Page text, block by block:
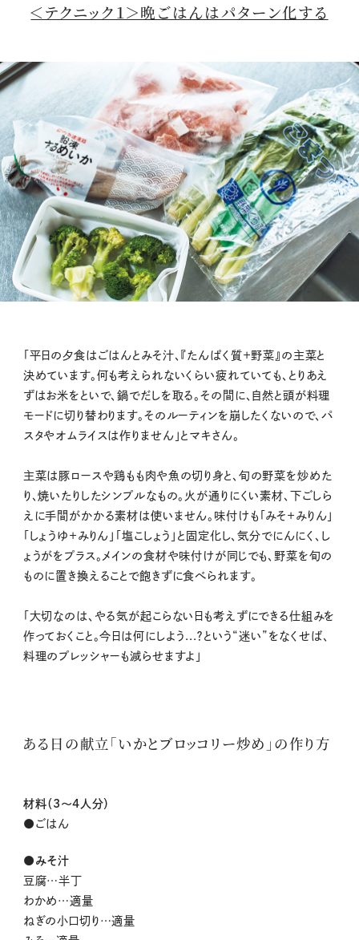
＜テクニック１＞晩ごはんはパターン化する
「平日の夕食はごはんとみそ汁、『たんぱく質＋野菜』の主菜と
決めています。何も考えられないくらい疲れていても、とりあえ
ずはお米をといで、鍋でだしを取る。その間に、自然と頭が料理
モードに切り替わります。そのルーティンを崩したくないので、パ
スタやオムライスは作りません」とマキさん。
主菜は豚ロースや鶏もも肉や魚の切り身と、旬の野菜を炒めた
り、焼いたりしたシンプルなもの。火が通りにくい素材、下ごしら
えに手間がかかる素材は使いません。味付けも「みそ＋みりん」
「しょうゆ＋みりん」「塩こしょう」と固定化し、気分でにんにく、し
ょうがをプラス。メインの食材や味付けが同じでも、野菜を旬の
ものに置き換えることで飽きずに食べられます。
「大切なのは、やる気が起こらない日も考えずにできる仕組みを
作っておくこと。今日は何にしよう...？という“迷い”をなくせば、
料理のプレッシャーも減らせますよ」
ある日の献立「いかとブロッコリー炒め」の作り方
材料（3〜4人分）
●ごはん
●みそ汁
豆腐…半丁
わかめ…適量
ねぎの小口切り…適量